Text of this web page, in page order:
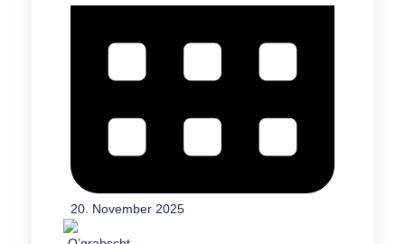
20. November 2025